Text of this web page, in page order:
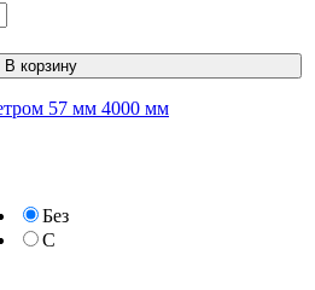
В корзину
57 мм 4000 мм
Без
С